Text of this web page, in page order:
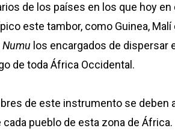
de los países en los que hoy en
este tambor, como Guinea, Malí
Numu los encargados de dispersar
de toda África Occidental.
de este instrumento se deben
pueblo de esta zona de África.